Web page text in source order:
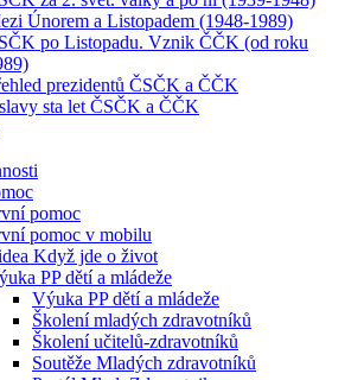
Únorem a Listopadem (1948-1989)
po Listopadu. Vznik ČČK (od roku
prezidentů ČSČK a ČČK
sta let ČSČK a ČČK
pomoc
pomoc v mobilu
Když jde o život
PP dětí a mládeže
Výuka PP dětí a mládeže
Školení mladých zdravotníků
Školení učitelů-zdravotníků
Soutěže Mladých zdravotníků